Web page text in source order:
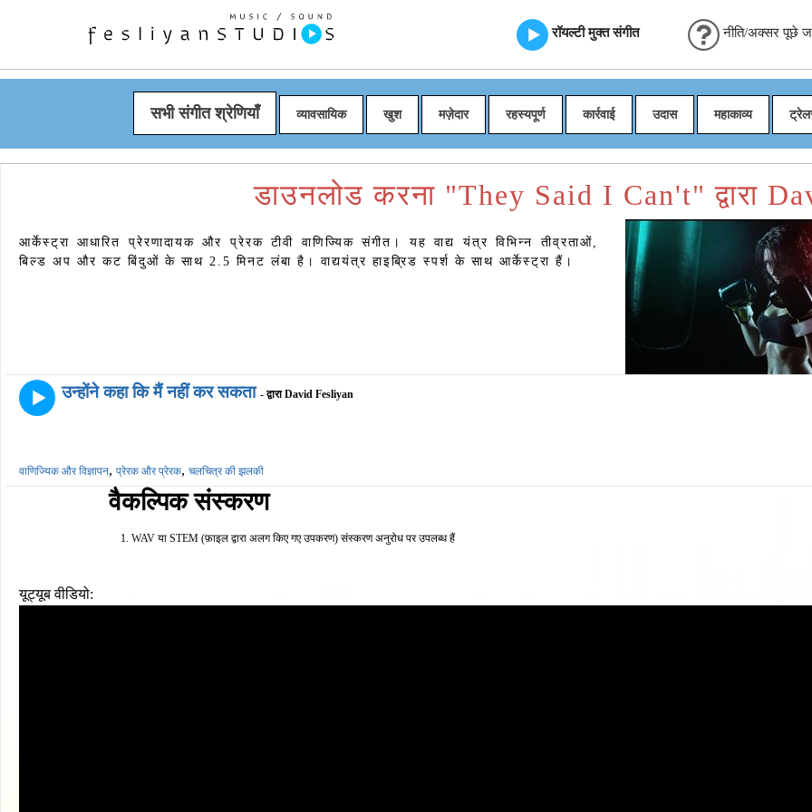
रॉयल्टी मुक्त संगीत नीति/अक्सर पूछे
सभी संगीत श्रेणियाँ व्यावसायिक खुश मज़ेदार रहस्यपूर्ण कार्रवाई उदास महाकाव्य
डाउनलोड करना "They Said I Can't" द्वारा
आर्केस्ट्रा आधारित प्रेरणादायक और प्रेरक टीवी वाणिज्यिक संगीत। यह वाद्य यंत्र विभिन्न तीव्रताओं,
बिल्ड अप और कट बिंदुओं के साथ 2.5 मिनट लंबा है। वाद्ययंत्र हाइब्रिड स्पर्श के साथ आर्केस्ट्रा हैं।
उन्होंने कहा कि मैं नहीं कर सकता - द्वारा David Fesliyan
वाणिज्यिक और विज्ञापन, प्रेरक और प्रेरक, चलचित्र की झलकी
वैकल्पिक संस्करण
WAV या STEM (फ़ाइल द्वारा अलग किए गए उपकरण) संस्करण अनुरोध पर उपलब्ध हैं
यूट्यूब वीडियो: